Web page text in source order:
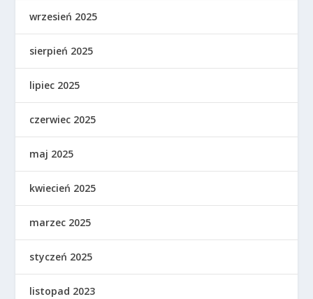
wrzesień 2025
sierpień 2025
lipiec 2025
czerwiec 2025
maj 2025
kwiecień 2025
marzec 2025
styczeń 2025
listopad 2023